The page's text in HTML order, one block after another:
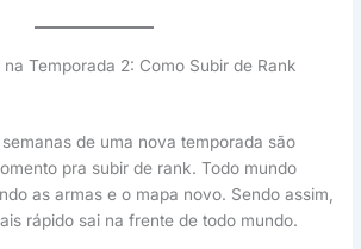
na Temporada 2: Como Subir de Rank
de uma nova temporada são
pra subir de rank. Todo mundo
as armas e o mapa novo. Sendo assim,
rápido sai na frente de todo mundo.